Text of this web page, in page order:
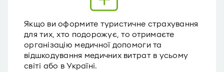
Якщо ви оформите туристичне страхування
для тих, хто подорожує, то отримаєте
організацію медичної допомоги та
відшкодування медичних витрат в усьому
світі або в Україні.